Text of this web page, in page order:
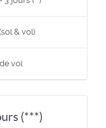
& vol)
vol
(***)